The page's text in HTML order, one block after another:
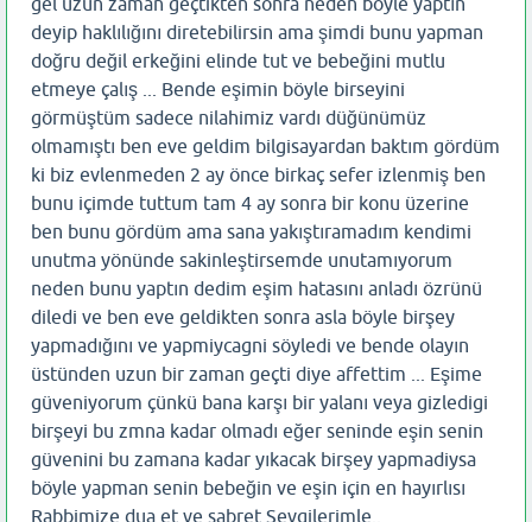
deyip haklılığını diretebilirsin ama şimdi bunu yapman
doğru değil erkeğini elinde tut ve bebeğini mutlu
etmeye çalış ... Bende eşimin böyle birseyini
görmüştüm sadece nilahimiz vardı düğünümüz
olmamıştı ben eve geldim bilgisayardan baktım gördüm
ki biz evlenmeden 2 ay önce birkaç sefer izlenmiş ben
bunu içimde tuttum tam 4 ay sonra bir konu üzerine
ben bunu gördüm ama sana yakıştıramadım kendimi
unutma yönünde sakinleştirsemde unutamıyorum
neden bunu yaptın dedim eşim hatasını anladı özrünü
diledi ve ben eve geldikten sonra asla böyle birşey
yapmadığını ve yapmiycagni söyledi ve bende olayın
üstünden uzun bir zaman geçti diye affettim ... Eşime
güveniyorum çünkü bana karşı bir yalanı veya gizledigi
birşeyi bu zmna kadar olmadı eğer seninde eşin senin
güvenini bu zamana kadar yıkacak birşey yapmadiysa
böyle yapman senin bebeğin ve eşin için en hayırlısı
Rabbimize dua et ve sabret Sevgilerimle..